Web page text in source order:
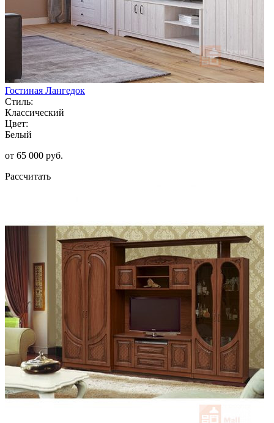
Гостиная Лангедок
Стиль:
Классический
Цвет:
Белый
от 65 000 руб.
Рассчитать